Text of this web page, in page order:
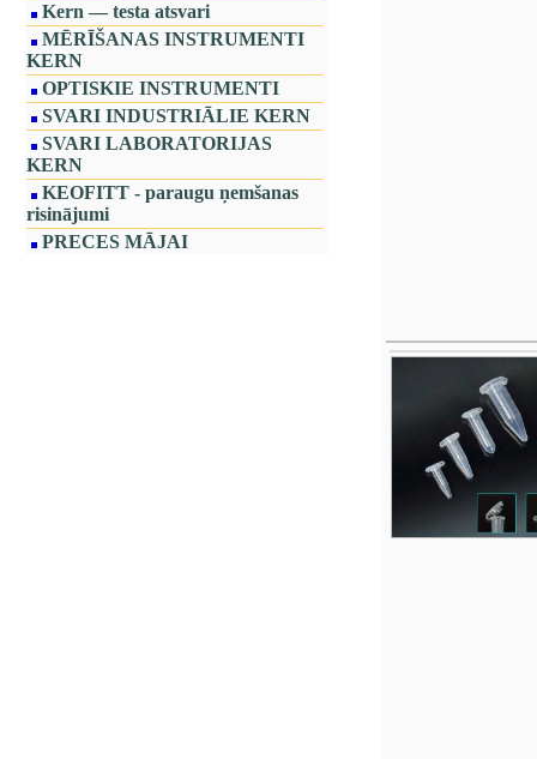
Kern — testa atsvari
MĒRĪŠANAS INSTRUMENTI
KERN
OPTISKIE INSTRUMENTI
SVARI INDUSTRIĀLIE KERN
SVARI LABORATORIJAS
KERN
KEOFITT - paraugu ņemšanas
risinājumi
PRECES MĀJAI